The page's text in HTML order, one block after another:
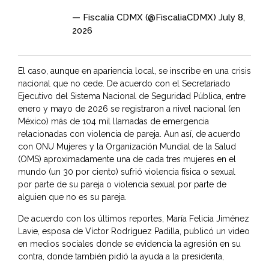
— Fiscalía CDMX (@FiscaliaCDMX) July 8,
2026
El caso, aunque en apariencia local, se inscribe en una crisis
nacional que no cede. De acuerdo con el Secretariado
Ejecutivo del Sistema Nacional de Seguridad Pública, entre
enero y mayo de 2026 se registraron a nivel nacional (en
México) más de 104 mil llamadas de emergencia
relacionadas con violencia de pareja. Aun así, de acuerdo
con ONU Mujeres y la Organización Mundial de la Salud
(OMS) aproximadamente una de cada tres mujeres en el
mundo (un 30 por ciento) sufrió violencia física o sexual
por parte de su pareja o violencia sexual por parte de
alguien que no es su pareja.
De acuerdo con los últimos reportes, María Felicia Jiménez
Lavie, esposa de Víctor Rodríguez Padilla, publicó un video
en medios sociales donde se evidencia la agresión en su
contra, donde también pidió la ayuda a la presidenta,